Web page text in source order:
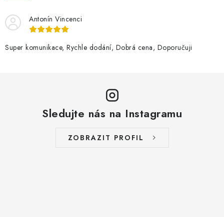
Antonín Vincenci
Super komunikace, Rychle dodání, Dobrá cena, Doporučuji
Sledujte nás na Instagramu
ZOBRAZIT PROFIL